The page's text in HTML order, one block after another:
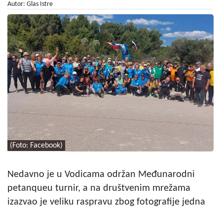
Autor: Glas Istre
(Foto: Facebook)
Nedavno je u Vodicama održan Međunarodni
petanqueu turnir, a na društvenim mrežama
izazvao je veliku raspravu zbog fotografije jedna